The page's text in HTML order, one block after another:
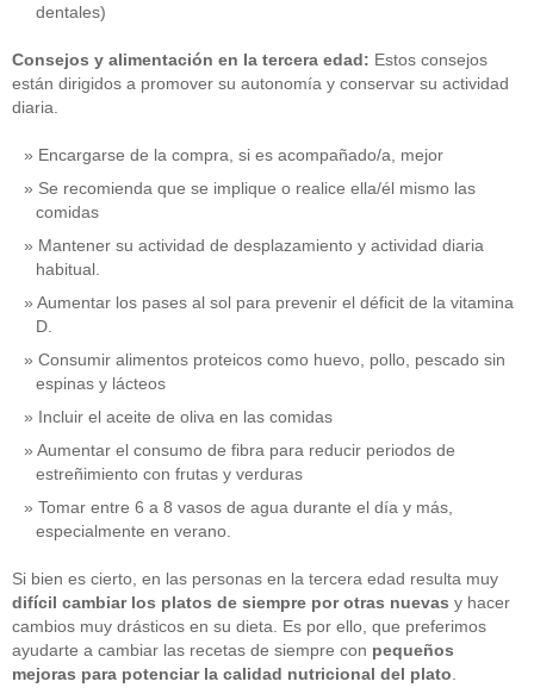
dentales)
Consejos y alimentación en la tercera edad: Estos consejos
están dirigidos a promover su autonomía y conservar su actividad
diaria.
Encargarse de la compra, si es acompañado/a, mejor
Se recomienda que se implique o realice ella/él mismo las
comidas
Mantener su actividad de desplazamiento y actividad diaria
habitual.
Aumentar los pases al sol para prevenir el déficit de la vitamina
D.
Consumir alimentos proteicos como huevo, pollo, pescado sin
espinas y lácteos
Incluir el aceite de oliva en las comidas
Aumentar el consumo de fibra para reducir periodos de
estreñimiento con frutas y verduras
Tomar entre 6 a 8 vasos de agua durante el día y más,
especialmente en verano.
Si bien es cierto, en las personas en la tercera edad resulta muy
difícil cambiar los platos de siempre por otras nuevas y hacer
cambios muy drásticos en su dieta. Es por ello, que preferimos
ayudarte a cambiar las recetas de siempre con pequeños
mejoras para potenciar la calidad nutricional del plato